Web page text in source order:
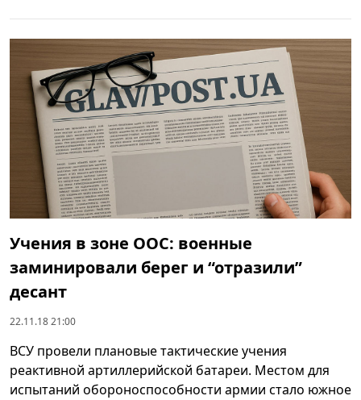
Учения в зоне ООС: военные
заминировали берег и “отразили”
десант
22.11.18 21:00
ВСУ провели плановые тактические учения
реактивной артиллерийской батареи. Местом для
испытаний обороноспособности армии стало южное